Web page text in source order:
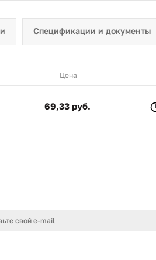
Спецификации и документы
Цена
69,33 руб.